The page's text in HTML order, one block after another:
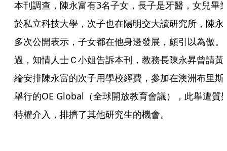
本刊調查，陳永富有3名子女，長子是牙醫，女兒畢
於私立科技大學，次子也在陽明交大讀研究所，陳永
多次公開表示，子女都在他身邊發展，頗引以為傲。
過，知情人士Ｃ小姐告訴本刊，教務長陳永昇曾請黃
綸安排陳永富的次子用學校經費，參加在澳洲布里斯
舉行的OE Global（全球開放教育會議），此舉遭質
特權介入，排擠了其他研究生的機會。